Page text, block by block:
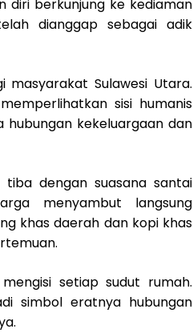
diri berkunjung ke kediaman
dianggap sebagai adik
Sulawesi Utara.
sisi humanis
kekeluargaan dan
tiba dengan suasana santai
menyambut langsung
khas daerah dan kopi khas
setiap sudut rumah.
simbol eratnya hubungan